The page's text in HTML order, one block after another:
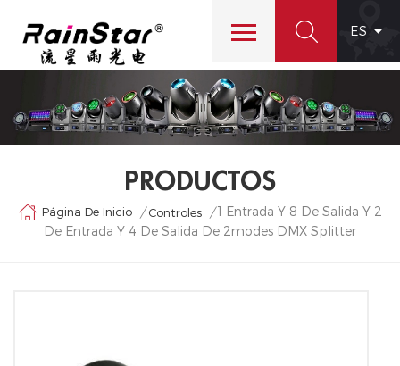
ES
PRODUCTOS
Página De Inicio / Controles / 1 Entrada Y 8 De Salida Y 2
De Entrada Y 4 De Salida De 2modes DMX Splitter